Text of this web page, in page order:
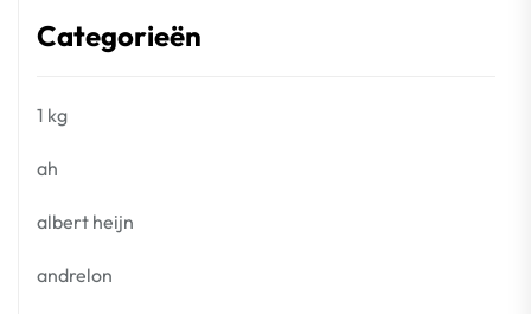
Categorieën
1 kg
ah
albert heijn
andrelon